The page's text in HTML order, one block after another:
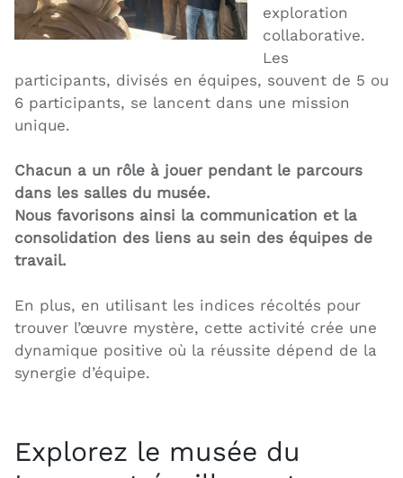
exploration
collaborative.
Les
participants, divisés en équipes, souvent de 5 ou
6 participants, se lancent dans une mission
unique.
Chacun a un rôle à jouer pendant le parcours
dans les salles du musée.
Nous favorisons ainsi la communication et la
consolidation des liens au sein des équipes de
travail.
En plus, en utilisant les indices récoltés pour
trouver l’œuvre mystère, cette activité crée une
dynamique positive où la réussite dépend de la
synergie d’équipe.
Explorez le musée du